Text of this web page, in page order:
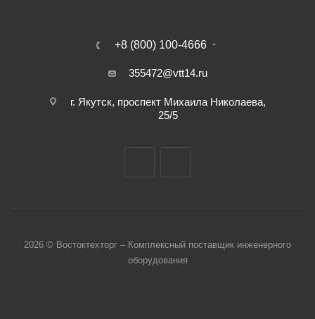
+8 (800) 100-4666
355472@vtt14.ru
г. Якутск, проспект Михаила Николаева,
25/5
2026 © Востоктехторг – Комплексный поставщик инженерного
оборудования